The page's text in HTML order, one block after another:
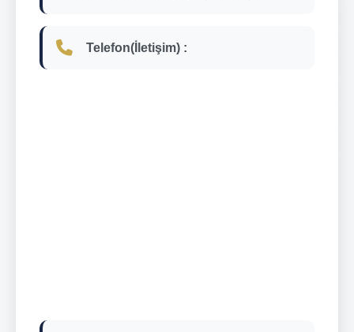
Telefon(İletişim) :